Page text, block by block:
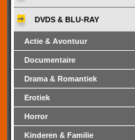
DVDS & BLU-RAY
Actie & Avontuur
Documentaire
Drama & Romantiek
Erotiek
Horror
Kinderen & Familie